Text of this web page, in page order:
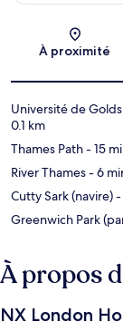
À proximité
Université de
0.1 km
Thames Path- 15
River Thames- 6
Cutty Sark (navire)-
Greenwich Park
À propos
NX London